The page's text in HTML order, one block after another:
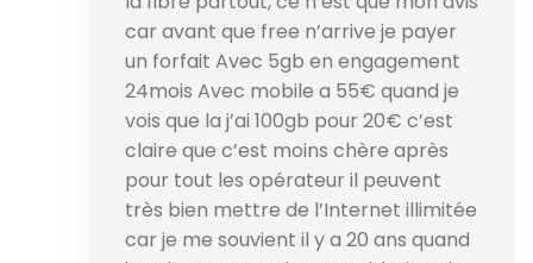
car avant que free n’arrive je payer
un forfait Avec 5gb en engagement
24mois Avec mobile a 55€ quand je
vois que la j’ai 100gb pour 20€ c’est
claire que c’est moins chère après
pour tout les opérateur il peuvent
très bien mettre de l’Internet illimitée
car je me souvient il y a 20 ans quand